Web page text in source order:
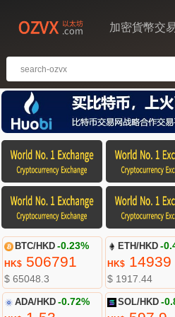
加密貨幣交
BTC/HKD -0.23%
HK$506791
$ 65048.3
ETH/HKD -
HK$ 14939
$ 1917.44
ADA/HKD -0.72% SOL/HKD -